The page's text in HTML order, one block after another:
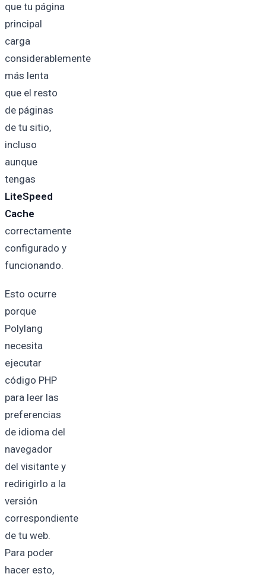
que tu página
principal
carga
considerablemente
más lenta
que el resto
de páginas
de tu sitio,
incluso
aunque
tengas
LiteSpeed
Cache
correctamente
configurado y
funcionando.
Esto ocurre
porque
Polylang
necesita
ejecutar
código PHP
para leer las
preferencias
de idioma del
navegador
del visitante y
redirigirlo a la
versión
correspondiente
de tu web.
Para poder
hacer esto,